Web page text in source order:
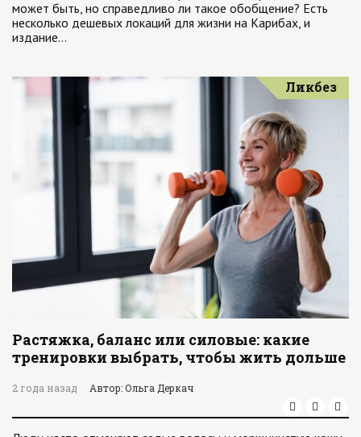
может быть, но справедливо ли такое обобщение? Есть
несколько дешевых локаций для жизни на Карибах, и
издание…
Ликбез
Растяжка, баланс или силовые: какие
тренировки выбрать, чтобы жить дольше
2 года назад Автор: Ольга Деркач